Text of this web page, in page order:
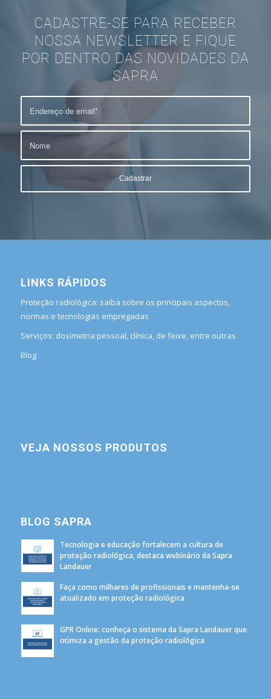
CADASTRE-SE PARA RECEBER
NOSSA NEWSLETTER E FIQUE
POR DENTRO DAS NOVIDADES DA
SAPRA
LINKS RÁPIDOS
Proteção radiológica: saiba sobre os principais aspectos,
normas e tecnologias empregadas
Serviços: dosimetria pessoal, clínica, de feixe, entre outras
Blog
VEJA NOSSOS PRODUTOS
BLOG SAPRA
Tecnologia e educação fortalecem a cultura de
proteção radiológica, destaca webinário da Sapra
Landauer
Faça como milhares de profissionais e mantenha-se
atualizado em proteção radiológica
GPR Online: conheça o sistema da Sapra Landauer que
otimiza a gestão da proteção radiológica